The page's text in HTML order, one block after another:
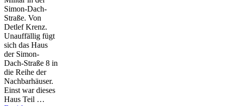
Simon-Dach-
Straße. Von
Detlef Krenz.
Unauffällig fügt
sich das Haus
der Simon-
Dach-Straße 8 in
die Reihe der
Nachbarhäuser.
Einst war dieses
Haus Teil …